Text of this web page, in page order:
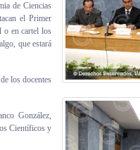
de Ciencias
el Primer
o en cartel los
que estará
los docentes
González,
Científicos y